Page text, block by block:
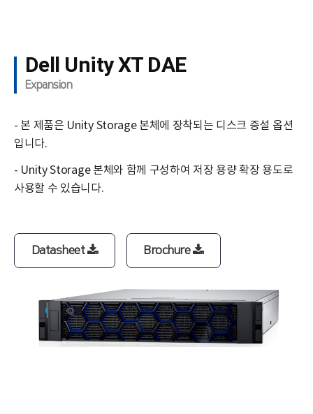
Dell Unity XT DAE
Expansion
- 본 제품은 Unity Storage 본체에 장착되는 디스크 증설 옵션
입니다.
- Unity Storage 본체와 함께 구성하여 저장 용량 확장 용도로
사용할 수 있습니다.
Datasheet Brochure